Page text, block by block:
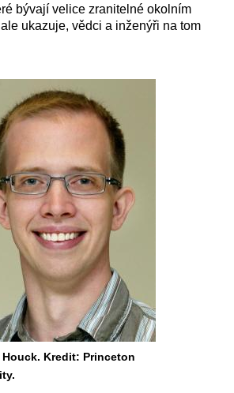
bývají velice zranitelné okolním
ukazuje, vědci a inženýři na tom
Kredit: Princeton